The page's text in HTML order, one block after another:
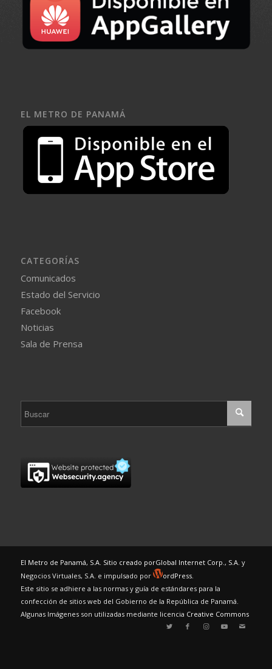
EL METRO DE PANAMÁ
CATEGORÍAS
Comunicados
Estado del Servicio
Facebook
Noticias
Sala de Prensa
El Metro de Panamá, S.A. Sitio creado porGlobal Internet Corp., S.A. y
Negocios Virtuales, S.A. e impulsado por
ordPress.
Este sitio se adhiere a las normas y guía de estándares para la
confección de sitios web del Gobierno de la República de Panamá.
Algunas Imágenes son utilizadas mediante licencia Creative Commons